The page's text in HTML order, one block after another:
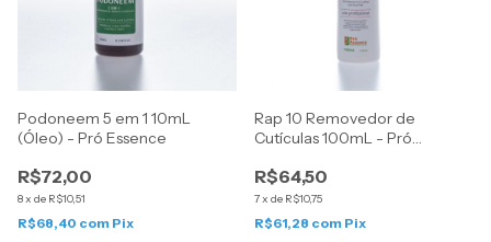
Podoneem 5 em 1 10mL
(Óleo) - Pró Essence
R$72,00
8x de R$10,51
R$68,40 com Pix
Rap 10 Removedor de
Cutículas 100mL - Pró
R$64,50
7x de R$10,75
R$61,28 com Pix